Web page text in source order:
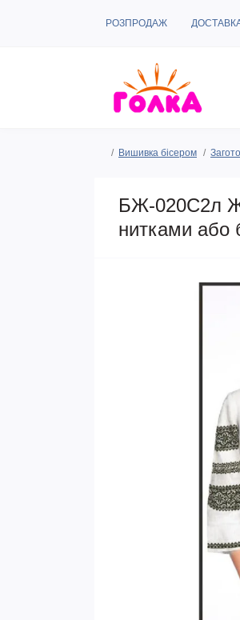
РОЗПРОДАЖ
Вишивка бісером
БЖ-020С2л
нитками або